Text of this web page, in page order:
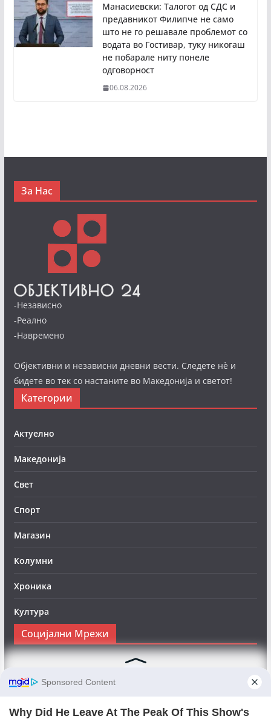
Манасиевски: Талогот од СДС и
предавникот Филипче не само
што не го решавале проблемот со
водата во Гостивар, туку никогаш
не побарале ниту понеле
одговорност
06.08.2026
За Нас
-Независно
-Реално
-Навремено
Објективни и независни дневни вести. Следете нè и
бидете во тек со настаните во Македонија и светот!
Категории
Актуелно
Македонија
Свет
Спорт
Магазин
Колумни
Хроника
Култура
Социјални Мрежи